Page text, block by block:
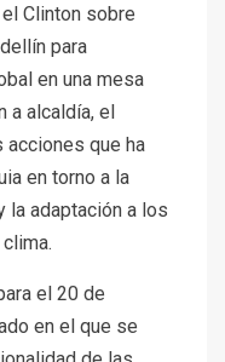
Clinton sobre
para
en una mesa
a alcaldía, el
acciones que ha
en torno a la
la adaptación a los
el 20 de
en el que se